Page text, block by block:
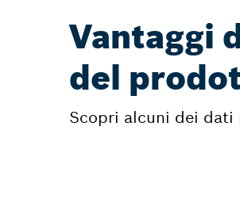
Vantaggi
del
Scopri alcuni dei